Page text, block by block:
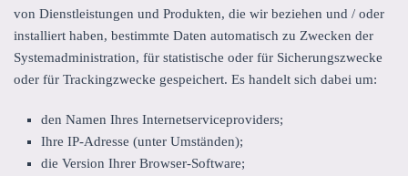
von Dienstleistungen und Produkten, die wir beziehen und / oder
installiert haben, bestimmte Daten automatisch zu Zwecken der
Systemadministration, für statistische oder für Sicherungszwecke
oder für Trackingzwecke gespeichert. Es handelt sich dabei um:
den Namen Ihres Internetserviceproviders;
Ihre IP-Adresse (unter Umständen);
die Version Ihrer Browser-Software;